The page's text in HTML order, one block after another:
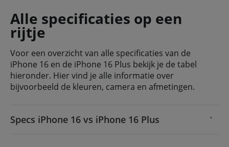
Alle specificaties op een
rijtje
Voor een overzicht van alle specificaties van de
iPhone 16 en de iPhone 16 Plus bekijk je de tabel
hieronder. Hier vind je alle informatie over
bijvoorbeeld de kleuren, camera en afmetingen.
Specs iPhone 16 vs iPhone 16 Plus